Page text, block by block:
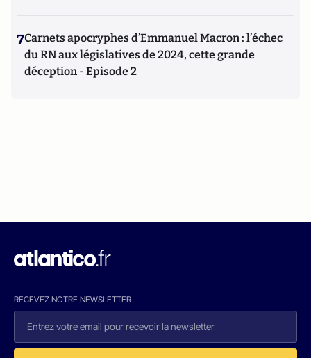
7Carnets apocryphes d’Emmanuel Macron : l’échec
du RN aux législatives de 2024, cette grande
déception - Episode 2
RECEVEZ NOTRE NEWSLETTER